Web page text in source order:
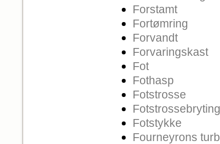
Forstamt
Fortømring
Forvandt
Forvaringskast
Fot
Fothasp
Fotstrosse
Fotstrossebryting
Fotstykke
Fourneyrons